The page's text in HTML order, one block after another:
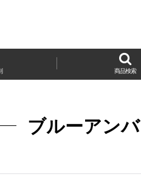
商品検索
ブルーアン